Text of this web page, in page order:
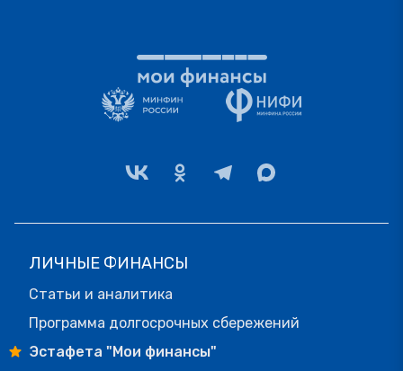
ЛИЧНЫЕ ФИНАНСЫ
Статьи и аналитика
Программа долгосрочных сбережений
Эстафета "Мои финансы"